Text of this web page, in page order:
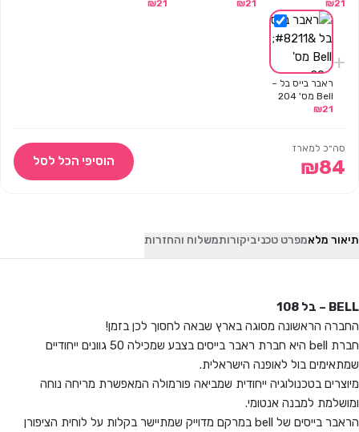
₪21
₪21
₪21
+
ראבר בייס בל –
Bell מס' 204
₪21
סה״כ למארז
₪84 הוסיפי הכל לסל
תיאור מלאמפרט טכניביקורותמשלוח והחזרות
BELL – בל 108
החברה הראשונה מסוגה בארץ שבאה לחסוך לכן בזמן!
חברת bell היא חברת ראבר בייסים בצבע שמכילה 50 גוונים ייחודיים
שמתאימים בול לאופנה הישראלית.
מיוצרים בטכנולוגיה ייחודית שמביאה פורמולה המאפשרת מריחה נוחה
ומושלמת למבנה אנטומי.
הראבר בייסים של bell במרקם מדוייק שמתיישר בקלות על לוחית הציפורן